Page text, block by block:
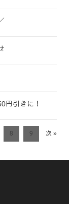
円引きに！
8 9 次 »